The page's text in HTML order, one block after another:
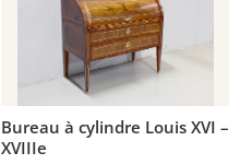
Bureau à cylindre Louis XVI –
XVIIIe